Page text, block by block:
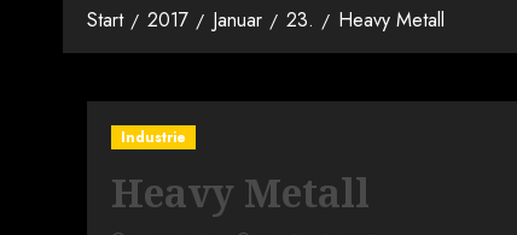
Start 2017 Januar 23. Heavy Metall
Industrie
Heavy Metall